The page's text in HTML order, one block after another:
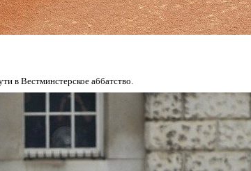
в Вестминстерское аббатство.